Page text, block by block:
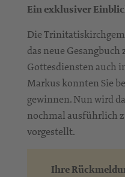
Ein exklusiver
Die
das neue
Gottesdiensten auch
Markus konnten Sie
gewinnen. Nun wird
nochmal ausführlich
vorgestellt.
Ihre